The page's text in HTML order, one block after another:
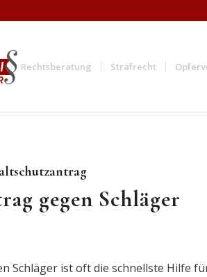
Rechtsberatung Strafrecht
gegen Schläger
Schläger ist oft die schnellste Hilfe